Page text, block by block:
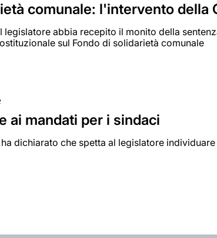
comunale: l'intervento della
legislatore abbia recepito il monito della
sul Fondo di solidarietà comunale
ai mandati per i sindaci
dichiarato che spetta al legislatore